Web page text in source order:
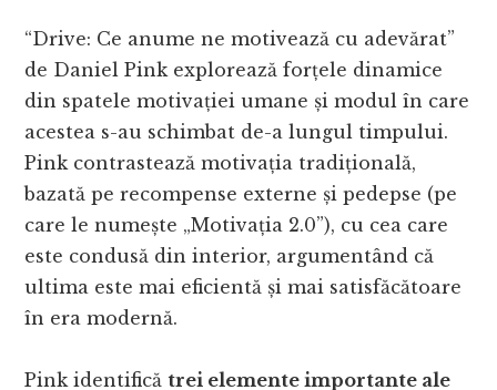
“Drive: Ce anume ne motivează cu adevărat”
de Daniel Pink explorează forțele dinamice
din spatele motivației umane și modul în care
acestea s-au schimbat de-a lungul timpului.
Pink contrastează motivația tradițională,
bazată pe recompense externe și pedepse (pe
care le numește „Motivația 2.0”), cu cea care
este condusă din interior, argumentând că
ultima este mai eficientă și mai satisfăcătoare
în era modernă.
Pink identificătrei elemente importante ale